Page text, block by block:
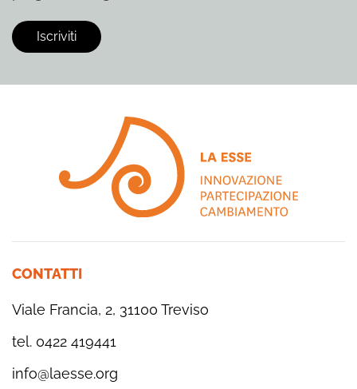
CONTATTI
Viale Francia, 2, 31100 Treviso
tel. 0422 419441
info@laesse.org